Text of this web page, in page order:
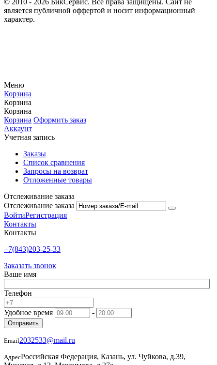
© 2010 - 2026 БикСервис. Все права защищены. Сайт не
является публичной оффертой и носит информационный
характер.
Меню
Корзина
Корзина
Корзина
Корзина Оформить заказ
Аккаунт
Учетная запись
Заказы
Список сравнения
Запросы на возврат
Отложенные товары
Отслеживание заказа
Отслеживание заказа
ВойтиРегистрация
Контакты
Контакты
+7(843)203-25-33
Заказать звонок
Ваше имя
Телефон
Удобное время -
Отправить
Email2032533@mail.ru
АдресРоссийская Федерация, Казань, ул. Чуйкова, д.39,